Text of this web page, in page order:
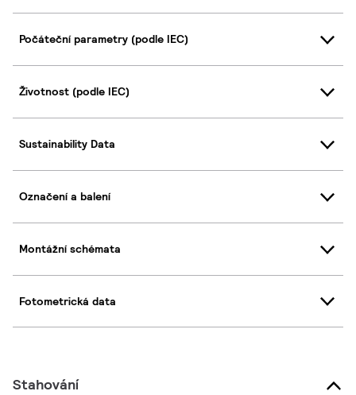
Počáteční parametry (podle IEC)
Životnost (podle IEC)
Sustainability Data
Označení a balení
Montážní schémata
Fotometrická data
Stahování